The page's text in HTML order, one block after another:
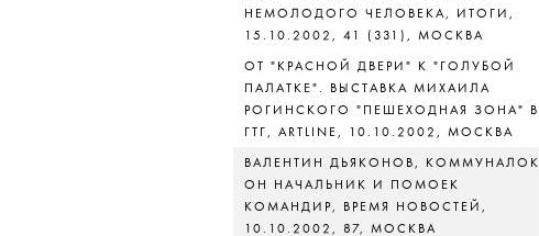
НЕМОЛОДОГО ЧЕЛОВЕКА, ИТОГИ,
15.10.2002, 41 (331), МОСКВА
ОТ "КРАСНОЙ ДВЕРИ" К "ГОЛУБОЙ
ПАЛАТКЕ". ВЫСТАВКА МИХАИЛА
РОГИНСКОГО "ПЕШЕХОДНАЯ ЗОНА" В
ГТГ, ARTLINE, 10.10.2002, МОСКВА
ВАЛЕНТИН ДЬЯКОНОВ, КОММУНАЛОК
ОН НАЧАЛЬНИК И ПОМОЕК
КОМАНДИР, ВРЕМЯ НОВОСТЕЙ,
10.10.2002, 87, МОСКВА